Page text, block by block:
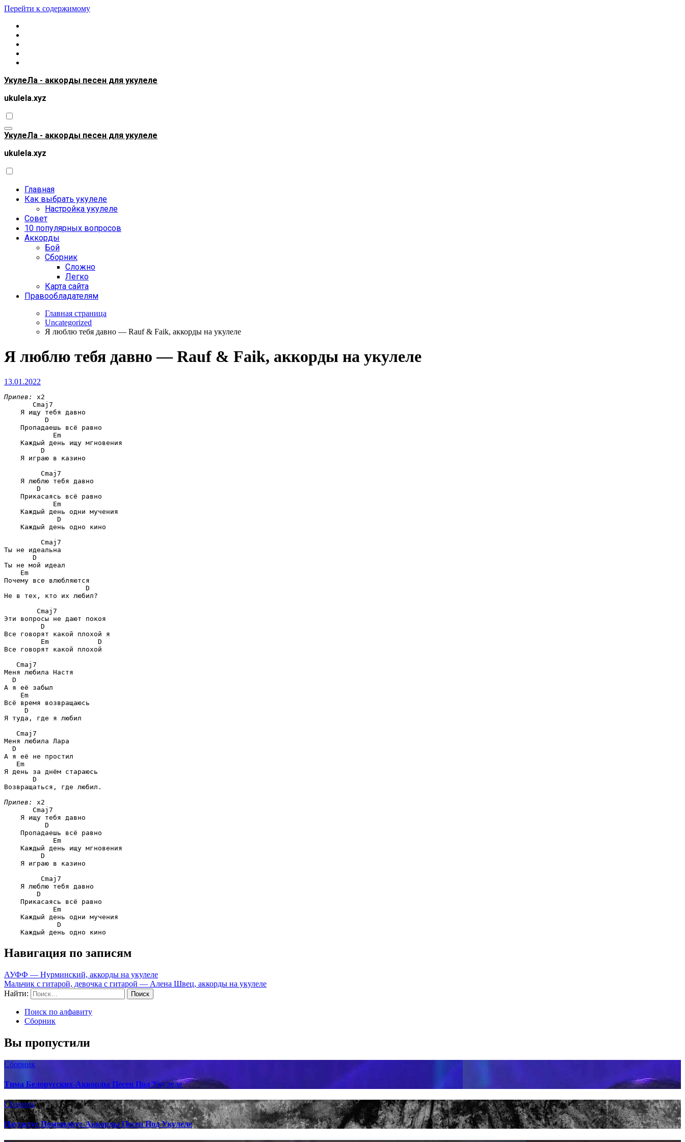
Перейти к содержимому
УкулеЛа - аккорды песен для укулеле
ukulela.xyz
УкулеЛа - аккорды песен для укулеле
ukulela.xyz
Главная
Как выбрать укулеле
Настройка укулеле
Совет
10 популярных вопросов
Аккорды
Бой
Сборник
Сложно
Легко
Карта сайта
Правообладателям
Главная страница
Uncategorized
Я люблю тебя давно — Rauf & Faik, аккорды на укулеле
Я люблю тебя давно — Rauf & Faik, аккорды на укулеле
13.01.2022
Припев:
x2
Cmaj7
    Я ищу тебя давно
D
    Пропадаешь всё равно
Em
    Каждый день ищу мгновения
D
    Я играю в казино
Cmaj7
    Я люблю тебя давно
D
    Прикасаясь всё равно
Em
    Каждый день одни мучения
D
    Каждый день одно кино
Cmaj7
Ты не идеальна
D
Ты не мой идеал
Em
Почему все влюбляются
D
Не в тех, кто их любил?
Cmaj7
Эти вопросы не дают покоя
D
Все говорят какой плохой я
Em            D
Все говорят какой плохой
Cmaj7
Меня любила Настя
D
А я её забыл
Em
Всё время возвращаюсь
D
Я туда, где я любил
Cmaj7
Меня любила Лара
D
А я её не простил
Em
Я день за днём стараюсь
D
Возвращаться, где любил.
Припев:
x2
Cmaj7
    Я ищу тебя давно
D
    Пропадаешь всё равно
Em
    Каждый день ищу мгновения
D
    Я играю в казино
Cmaj7
    Я люблю тебя давно
D
    Прикасаясь всё равно
Em
    Каждый день одни мучения
D
Навигация по записям
АУФФ — Нурминский, аккорды на укулеле
Мальчик с гитарой, девочка с гитарой — Алена Швец, аккорды на укулеле
Найти:
Поиск по алфавиту
Сборник
Вы пропустили
Сборник
Тима Белорусских-Аккорды Песен Под Укулеле
Сборник
Наутилус Помпилиус-Аккорды Песен Под Укулеле